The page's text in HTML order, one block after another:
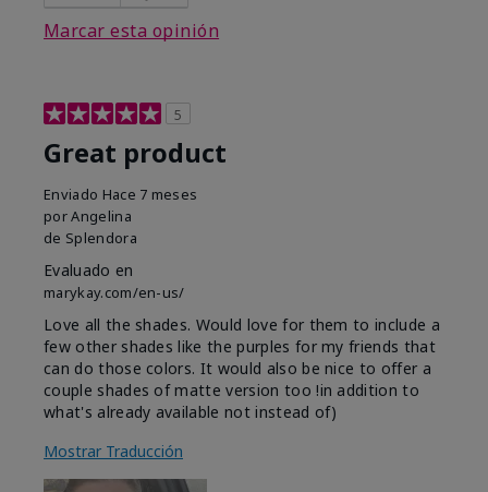
Marcar esta opinión
5
Great product
Enviado Hace 7 meses
porAngelina
de Splendora
Evaluado en
marykay.com/en-us/
Love all the shades. Would love for them to include a
few other shades like the purples for my friends that
can do those colors. It would also be nice to offer a
couple shades of matte version too !in addition to
what's already available not instead of)
Mostrar Traducción